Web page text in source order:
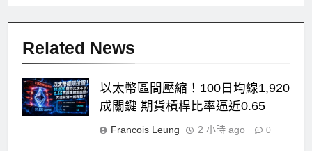
Related News
以太幣區間壓縮！100日均線1,920
成關鍵 期貨槓桿比率逼近0.65
Francois Leung 2 小時 ago 0